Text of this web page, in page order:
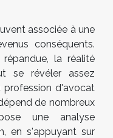
associée à une
conséquents.
la réalité
se révéler assez
profession d'avocat
de nombreux
une analyse
en s'appuyant sur